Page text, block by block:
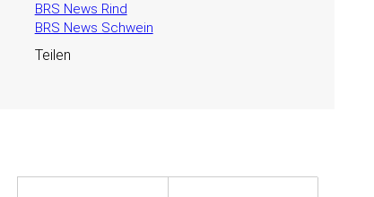
BRS News Rind
BRS News Schwein
Teilen